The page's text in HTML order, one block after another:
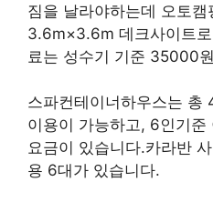
짐을 날라야하는데 오토
3.6m×3.6m 데크사이트
료는 성수기 기준 35000
스파컨테이너하우스는 총
이용이 가능하고, 6인기
요금이 있습니다.카라반
용 6대가 있습니다.